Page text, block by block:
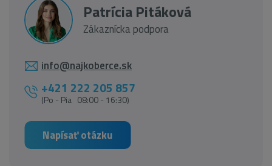
Patrícia Pitáková
Zákaznícka podpora
info@najkoberce.sk
+421 222 205 857
(Po - Pia 08:00 - 16:30)
Napísať otázku